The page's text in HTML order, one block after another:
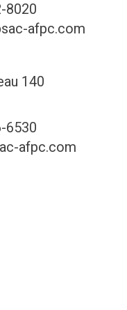
8020
afpc.com
140
6530
afpc.com